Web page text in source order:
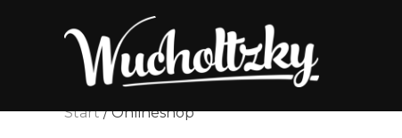
Start/ Onlineshop